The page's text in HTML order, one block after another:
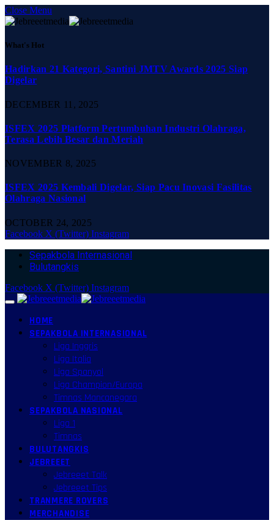
Close Menu
What's Hot
Hadirkan 21 Kategori, Santini JMTV Awards 2025 Siap
Digelar
DECEMBER 11, 2025
ISFEX 2025 Platform Pertumbuhan Industri Olahraga,
Terasa Lebih Besar dan Meriah
NOVEMBER 8, 2025
ISFEX 2025 Kembali Digelar, Siap Pacu Inovasi Fasilitas
Olahraga Nasional
OCTOBER 24, 2025
Facebook X (Twitter) Instagram
Sepakbola Internasional
Bulutangkis
Facebook X (Twitter) Instagram
HOME
SEPAKBOLA INTERNASIONAL
Liga Inggris
Liga Italia
Liga Spanyol
Liga Champion/Europa
Timnas Mancanegara
SEPAKBOLA NASIONAL
Liga 1
Timnas
BULUTANGKIS
JEBREEET
Jebreeet Talk
Jebreeet Tips
TRANMERE ROVERS
MERCHANDISE